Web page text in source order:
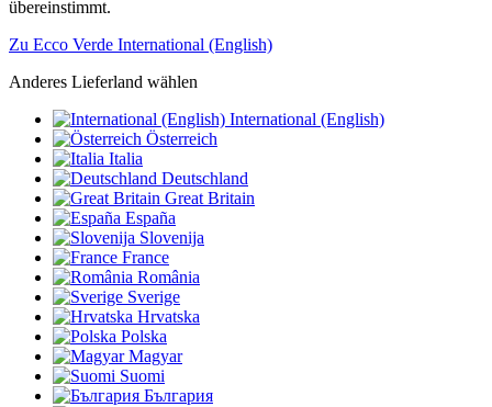
übereinstimmt.
Zu Ecco Verde International (English)
Anderes Lieferland wählen
International (English)
Österreich
Italia
Deutschland
Great Britain
España
Slovenija
France
România
Sverige
Hrvatska
Polska
Magyar
Suomi
България